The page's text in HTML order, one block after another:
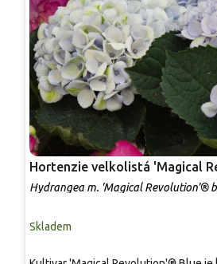
Hortenzie velkolistá 'Magical
Hydrangea m. 'Magical Revolution'®
Skladem